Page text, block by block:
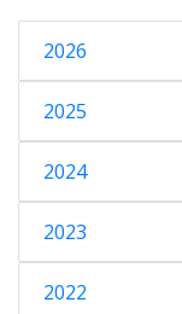
2026
2025
2024
2023
2022